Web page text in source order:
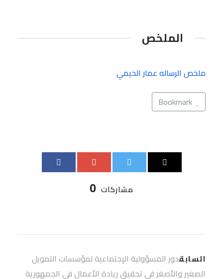
الملخص
ملخص الرساله عمار الحيمي
Bookmark
0 مشاركات
السابقدور المسؤولية الإجتماعية لمؤسسات التمويل
الصغير والأصغر في تحقيق ريادة الأعمال في الجمهورية